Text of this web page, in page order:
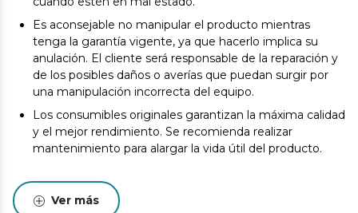
Es aconsejable no manipular el producto mientras
tenga la garantía vigente, ya que hacerlo implica su
anulación. El cliente será responsable de la reparación y
de los posibles daños o averías que puedan surgir por
una manipulación incorrecta del equipo.
Los consumibles originales garantizan la máxima calidad
y el mejor rendimiento. Se recomienda realizar
mantenimiento para alargar la vida útil del producto.
Ver más